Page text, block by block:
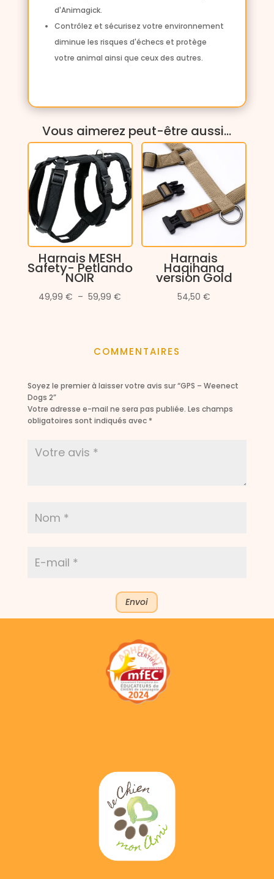
d'Animagick.
Contrôlez et sécurisez votre environnement
diminue les risques d'échecs et protège
votre animal ainsi que ceux des autres.
Vous aimerez peut-être aussi…
Harnais MESH
Safety- Petlando
NOIR
49,99€ – 59,99€
Harnais
Haqihana
version Gold
54,50€
COMMENTAIRES
Soyez le premier à laisser votre avis sur “GPS – Weenect
Dogs 2”
Votre adresse e-mail ne sera pas publiée. Les champs
obligatoires sont indiqués avec *
Envoi